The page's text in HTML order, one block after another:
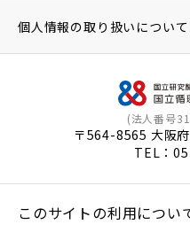
(法人番号
〒564-8565 大阪
TEL：
個人情報の取り扱いについて
このサイトの利用につい